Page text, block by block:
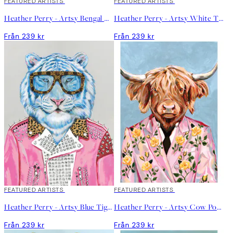
Heather Perry - Artsy Bengal Tiger Poster
Från 239 kr
Heather Perry - Artsy White Tiger Poster
Från 239 kr
FEATURED ARTISTS
Heather Perry - Artsy Blue Tiger Poster
Från 239 kr
FEATURED ARTISTS
Heather Perry - Artsy Cow Poster
Från 239 kr